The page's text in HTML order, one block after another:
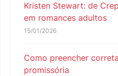
Kristen Stewart: de
em romances adultos
15/01/2026
Como preencher
promissória